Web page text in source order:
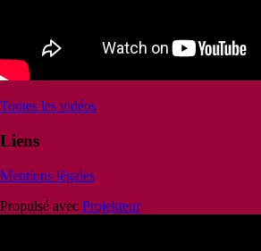
Toutes les vidéos
Liens
Mentions légales
Propulsé avec Projekteur